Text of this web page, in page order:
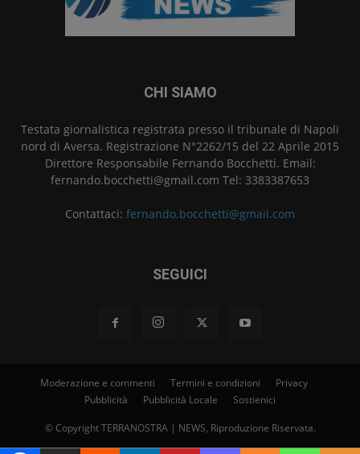
CHI SIAMO
Testata giornalistica registrata presso il tribunale di Napoli
nord di Aversa. Registrazione N°2262/15 del 22 Aprile 2015
Direttore Responsabile Fernando Bocchetti. Email:
fernando.bocchetti@gmail.com Tel: 3383387653
Contattaci: fernando.bocchetti@gmail.com
SEGUICI
Moderazione e commenti Termini e condizioni
Privacy
Pubblicità
Pubblicità Locale Sostienici
© Copyright TERRANOSTRA | NEWS, Riproduzione Riservata.